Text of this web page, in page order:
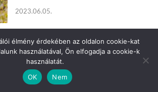
2023.06.05.
Kakassarkantyúka vagy
szúnyogűző (Plectranthus
coleoides) ültetése, gondozása,
szaporítása
2023.06.05.
élmény érdekében az oldalon cookie-kat
használatával, Ön elfogadja a cookie-k
használatát.
OK
Nem